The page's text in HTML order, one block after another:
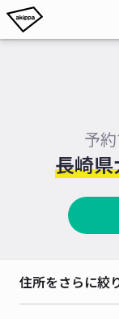
予
長崎
住所をさらに絞